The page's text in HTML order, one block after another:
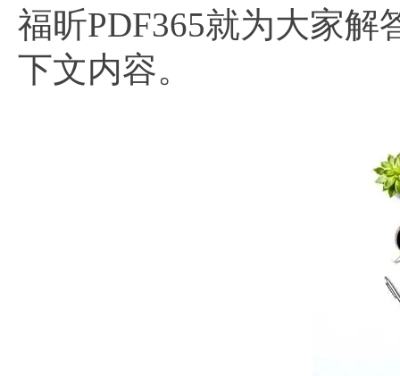
福昕PDF365就为大家解
下文内容。